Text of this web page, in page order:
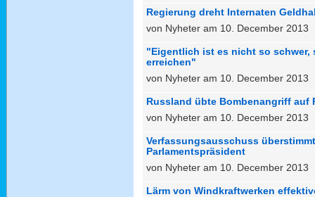
Regierung dreht Internaten
von Nyheter am 10. December 2013
"Eigentlich ist es nicht so schwer,
erreichen"
von Nyheter am 10. December 2013
Russland übte Bombenangriff auf
von Nyheter am 10. December 2013
Verfassungsausschuss überstimmt
Parlamentspräsident
von Nyheter am 10. December 2013
Lärm von Windkraftwerken